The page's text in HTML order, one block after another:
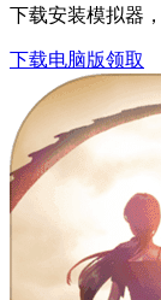
下载安装模拟器
下载电脑版领取